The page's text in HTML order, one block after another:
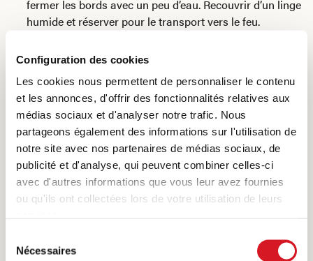
Configuration des cookies
Les cookies nous permettent de personnaliser le contenu
et les annonces, d'offrir des fonctionnalités relatives aux
médias sociaux et d'analyser notre trafic. Nous
partageons également des informations sur l'utilisation de
notre site avec nos partenaires de médias sociaux, de
publicité et d'analyse, qui peuvent combiner celles-ci
avec d'autres informations que vous leur avez fournies
ou qu'ils ont collectées lors de votre utilisation de leurs
Nécessaires
fermer les bords avec un peu d’eau. Recouvrir d’un linge
humide et réserver pour le transport vers le feu.
le poulet de son linge, mettre la volaille directement
Dix minutes avant la fin de la cuisson, placer les citrons
coupés en deux sur une grille, tranche vers le bas, et les
faire juste brunir.
Fendre la croûte de sel, sortir le poulet, le couper en
parts et le servir badigeonné de jus de citron bien
chaud.